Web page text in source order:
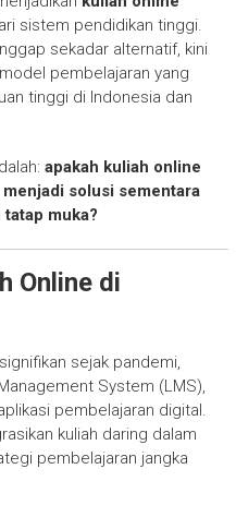
sistem pendidikan tinggi.
sekadar alternatif, kini
pembelajaran yang
tinggi di Indonesia dan
apakah kuliah online
solusi sementara
muka?
Online di
sejak pandemi,
System (LMS),
pembelajaran digital.
kuliah daring dalam
pembelajaran jangka